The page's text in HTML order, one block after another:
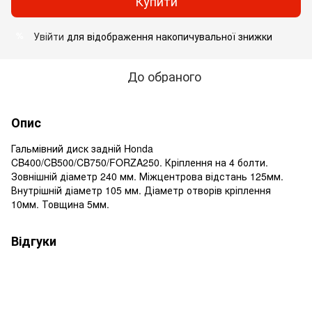
Увійти для відображення накопичувальної знижки
До обраного
Опис
Гальмівний диск задній Honda
CB400/CB500/CB750/FORZA250. Кріплення на 4 болти.
Зовнішній діаметр 240 мм. Міжцентрова відстань 125мм.
Внутрішній діаметр 105 мм. Діаметр отворів кріплення
10мм. Товщина 5мм.
Відгуки